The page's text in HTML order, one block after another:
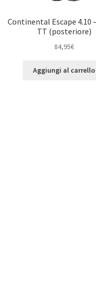
Continental Escape 4.10
TT (posteriore)
84,95€
Aggiungi al carrello